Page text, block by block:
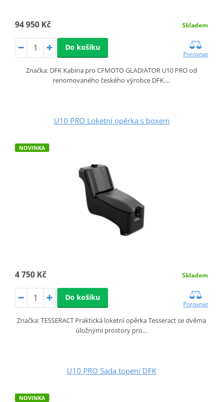
94 950 Kč Skladem
Do košíku
Porovnat
Značka: DFK Kabina pro CFMOTO GLADIATOR U10 PRO od
renomovaného českého výrobce DFK.…
U10 PRO Loketní opěrka s boxem
NOVINKA
4 750 Kč Skladem
Do košíku
Porovnat
Značka: TESSERACT Praktická loketní opěrka Tesseract se dvěma
úložnými prostory pro…
U10 PRO Sada topení DFK
NOVINKA